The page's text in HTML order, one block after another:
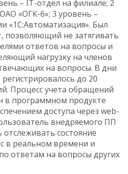
– IT-отдел на филиале; 2
«ОГК-6»; 3 уровень –
«1С:Автоматизация». Был
позволяющий не затягивать
ответов на вопросы и
нагрузку на членов
на вопросы. В дни
до 20
Процесс учета обращений
в программном продукте
доступа через web-
внедряемого ПП
состояние
в реальном времени и
ответам на вопросы других